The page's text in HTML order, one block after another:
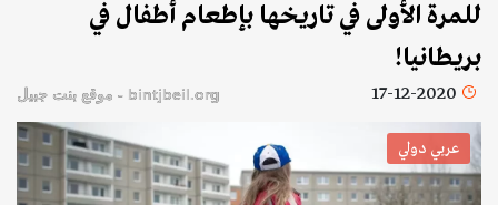
للمرة الأولى في تاريخها بإطعام أطفال في
بريطانيا!
17-12-2020 bintjbeil.org - موقع بنت جبيل
عربي دولي